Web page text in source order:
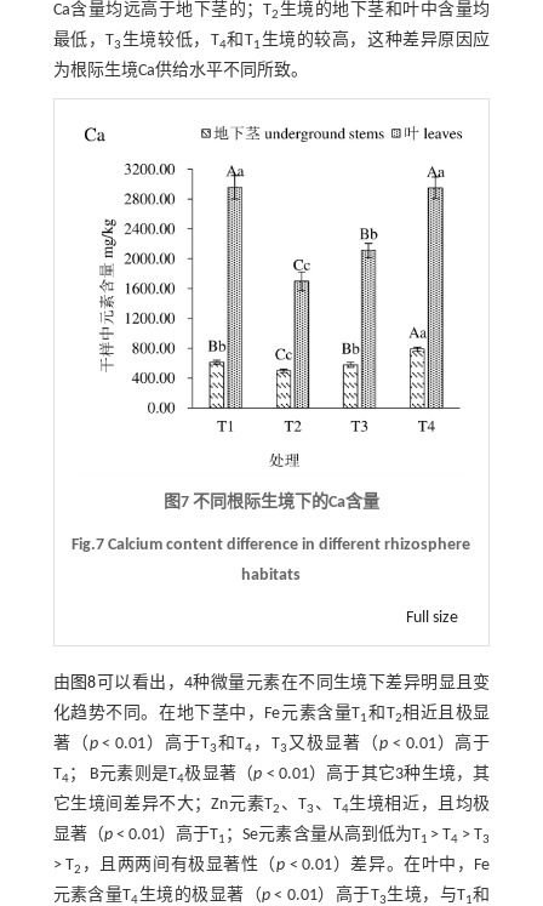
Ca含量均远高于地下茎的；T2生境的地下茎和叶中含量均
最低，T3生境较低，T4和T1生境的较高，这种差异原因应
为根际生境Ca供给水平不同所致。
图7 不同根际生境下的Ca含量
Fig.7 Calcium content difference in different rhizosphere
habitats
Full size
由 图8 可以看出，4种微量元素在不同生境下差异明显且变
化趋势不同。在地下茎中，Fe元素含量T1和T2相近且极显
著（p< 0.01）高于T3和T4 ，T3又极显著（p< 0.01）高于
T4； B元素则是T4极显著（p < 0.01）高于其它3种生境，其
它生境间差异不大；Zn元素T2 、T3 、T4生境相近，且均极
显著（p< 0.01）高于T1 ；Se元素含量从高到低为T1 > T4 > T3
> T2 ，且两两间有极显著性（p < 0.01）差异。在叶中，Fe
元素含量T4生境的极显著（p < 0.01）高于T3生境，与T1和